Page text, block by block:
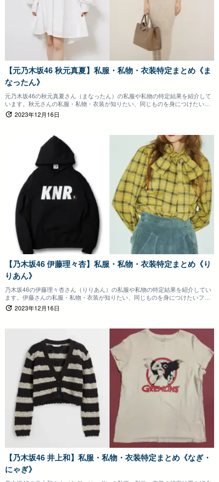
【元乃木坂46 秋元真夏】私服・私物・衣装特定まとめ《ま
なったん》
元乃木坂46の秋元真夏さん（まなったん）の私服や私物の特定結果を紹介して
います。秋元さんの私服・私物・衣装が知りたい、同じものを身につけたいフ
ァンの方は参考にしていただけると嬉しいです。
2023年12月16日
【乃木坂46 伊藤理々杏】私服・私物・衣装特定まとめ《り
りあん》
乃木坂46の伊藤理々杏さん（りりあん）の私服や私物の特定結果を紹介してい
ます。伊藤さんの私服・私物・衣装が知りたい、同じものを身につけたいファ
ンの方は参考にしていただけると嬉しいです。
2023年12月16日
【乃木坂46 井上和】私服・私物・衣装特定まとめ《なぎ・
にゃぎ》